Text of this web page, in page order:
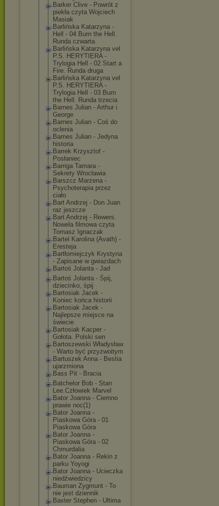
Barker Clive - Powrót z
piekła czyta Wojciech
Masiak
Barlińska Katarzyna -
Hell - 04 Burn the Hell.
Runda czwarta
Barlińska Katarzyna vel
P.S. HERYTIERA -
Trylogia Hell - 02 Start a
Fire. Runda druga
Barlińska Katarzyna vel
P.S. HERYTIERA -
Trylogia Hell - 03 Burn
the Hell. Runda trzecia
Barnes Julian - Arthur i
George
Barnes Julian - Coś do
oclenia
Barnes Julian - Jedyna
historia
Barrek Krzysztof -
Posłaniec
Barriga Tamara -
Sekrety Wrocławia
Barszcz Marzena -
Psychoterapia przez
ciało
Bart Andrzej - Don Juan
raz jeszcze
Bart Andrzej - Rewers.
Nowela filmowa czyta
Tomasz Ignaczak
Bartel Karolina (Avath) -
Eresteja
Bartłomiejczyk Krystyna
- Zapisane w gwiazdach
Bartoś Jolanta - Jad
Bartoś Jolanta - Śpij,
dziecinko, śpij
Bartosiak Jacek -
Koniec końca historii
Bartosiak Jacek -
Najlepsze miejsce na
świecie
Bartosiak Kacper -
Gołota. Polski sen
Bartoszewski Władysław
- Warto być przyzwoitym
Bartuszek Anna - Bestia
ujarzmiona
Bass Pit - Bracia
Batchelor Bob - Stan
Lee.Człowiek Marvel
Bator Joanna - Ciemno
prawie noc(1)
Bator Joanna -
Piaskowa Góra - 01
Piaskowa Góra
Bator Joanna -
Piaskowa Góra - 02
Chmurdalia
Bator Joanna - Rekin z
parku Yoyogi
Bator Joanna - Ucieczka
niedźwiedzicy
Bauman Zygmunt - To
nie jest dziennik
Baxter Stephen - Ultima